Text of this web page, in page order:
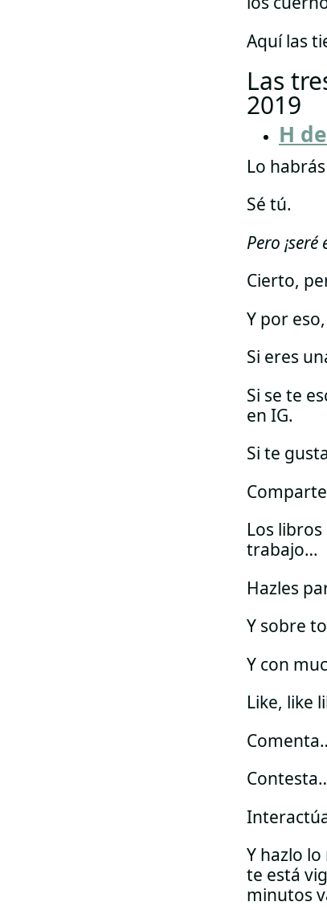
Aquí las
Las
2019
H
Lo
Sé tú.
Pero
Cierto,
Y por
Si eres
Si se te
en IG.
Si te
Los
trabajo…
Hazles
Y sobre
Y con
Like, like
Y hazlo
te está
minutos